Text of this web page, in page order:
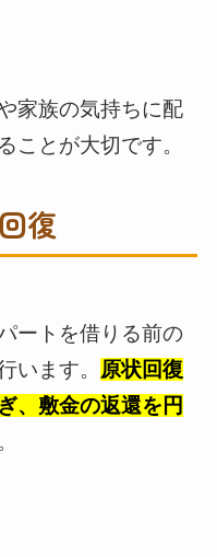
家族の気持ちに配
ことが大切です。
復
ートを借りる前の
います。 原状回復
、敷金の返還を円